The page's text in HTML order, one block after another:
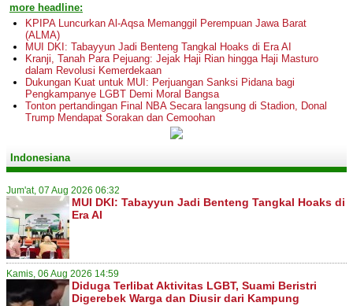
more headline:
KPIPA Luncurkan Al-Aqsa Memanggil Perempuan Jawa Barat
(ALMA)
MUI DKI: Tabayyun Jadi Benteng Tangkal Hoaks di Era AI
Kranji, Tanah Para Pejuang: Jejak Haji Rian hingga Haji Masturo
dalam Revolusi Kemerdekaan
Dukungan Kuat untuk MUI: Perjuangan Sanksi Pidana bagi
Pengkampanye LGBT Demi Moral Bangsa
Tonton pertandingan Final NBA Secara langsung di Stadion, Donal
Trump Mendapat Sorakan dan Cemoohan
Indonesiana
Jum'at, 07 Aug 2026 06:32
MUI DKI: Tabayyun Jadi Benteng Tangkal Hoaks di
Era AI
Kamis, 06 Aug 2026 14:59
Diduga Terlibat Aktivitas LGBT, Suami Beristri
Digerebek Warga dan Diusir dari Kampung